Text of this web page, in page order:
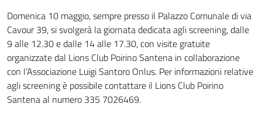
Domenica 10 maggio, sempre presso il Palazzo Comunale di via
Cavour 39, si svolgerà la giornata dedicata agli screening, dalle
9 alle 12.30 e dalle 14 alle 17.30, con visite gratuite
organizzate dal Lions Club Poirino Santena in collaborazione
con l’Associazione Luigi Santoro Onlus. Per informazioni relative
agli screening è possibile contattare il Lions Club Poirino
Santena al numero 335 7026469.